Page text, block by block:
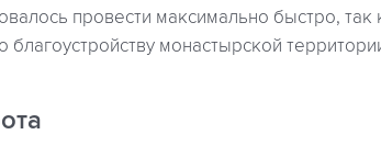
провести максимально быстро, так
монастырской